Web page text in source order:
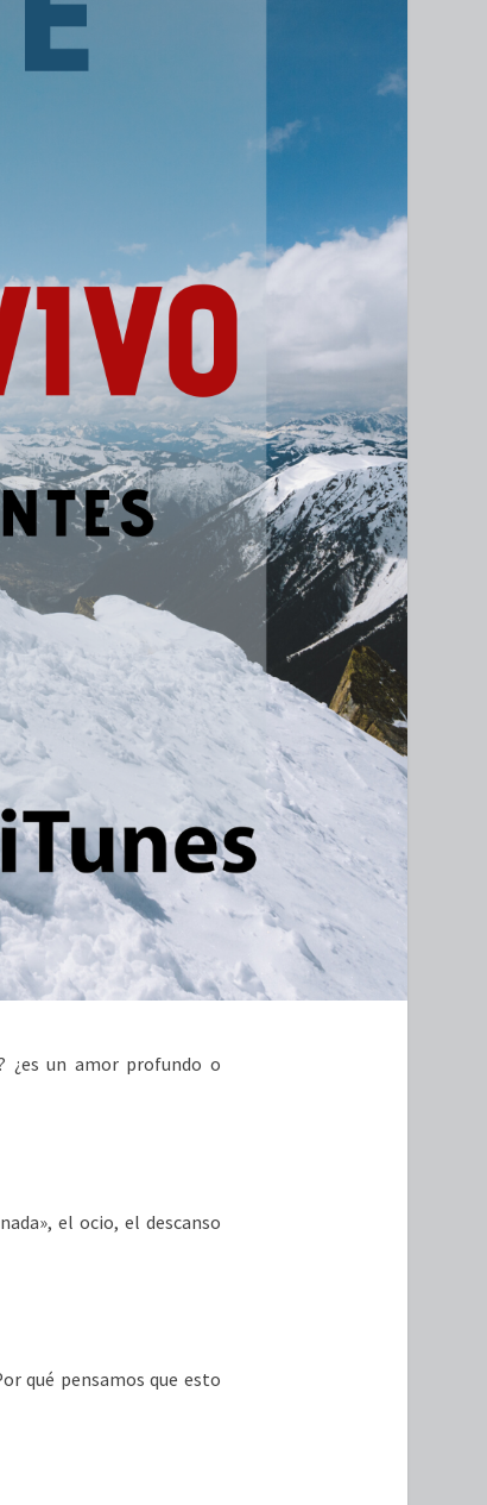
¿es un amor profundo o
el ocio, el descanso
qué pensamos que esto